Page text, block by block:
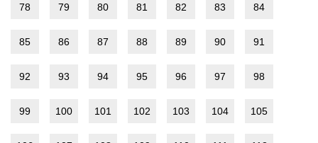
78 79 80 81 82 83 84
85 86 87 88 89 90 91
92 93 94 95 96 97 98
99 100 101 102 103 104 105